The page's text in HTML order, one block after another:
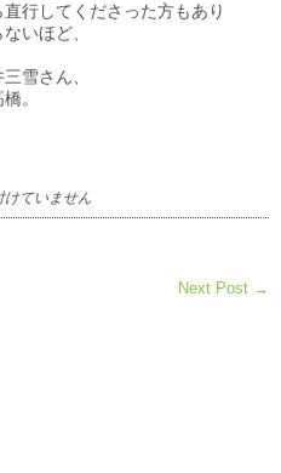
行してくださった方もあり
いほど、
雪さん、
。
けていません
Next Post →